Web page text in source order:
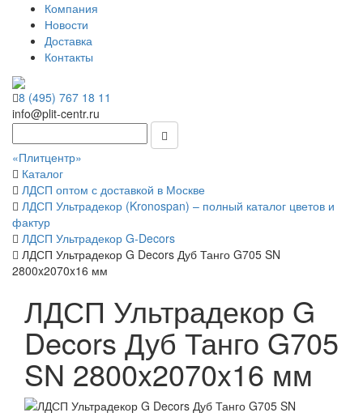
Компания
Новости
Доставка
Контакты
8 (495) 767 18 11
info@plit-centr.ru
«Плитцентр»
Каталог
ЛДСП оптом с доставкой в Москве
ЛДСП Ультрадекор (Kronospan) – полный каталог цветов и
фактур
ЛДСП Ультрадекор G-Decors
ЛДСП Ультрадекор G Decors Дуб Танго G705 SN
2800x2070x16 мм
ЛДСП Ультрадекор G
Decors Дуб Танго G705
SN 2800x2070x16 мм